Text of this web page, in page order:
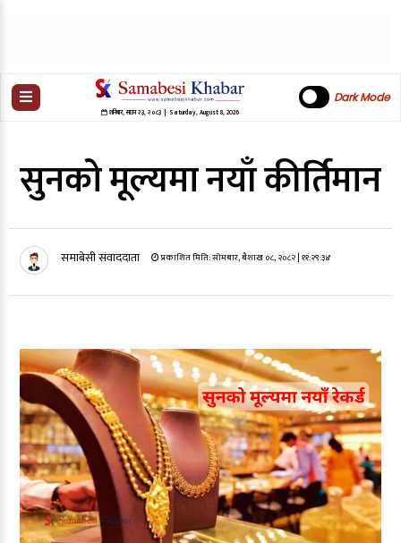
शनिबार,साउन २३,२०८३| Saturday, August 8, 2026
Dark Mode
सुनको मूल्यमा नयाँ कीर्तिमान
समाबेसी संवाददाता प्रकाशित मिति:सोमबार, बैशाख ०८, २०८२| ११:२९:३४